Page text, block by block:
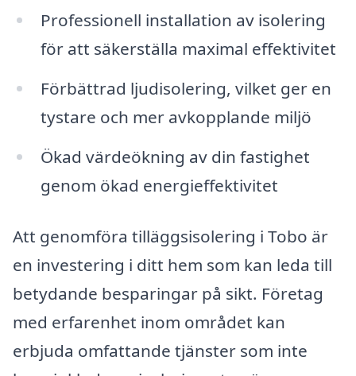
Professionell installation av isolering
för att säkerställa maximal effektivitet
Förbättrad ljudisolering, vilket ger en
tystare och mer avkopplande miljö
Ökad värdeökning av din fastighet
genom ökad energieffektivitet
Att genomföra tilläggsisolering i Tobo är
en investering i ditt hem som kan leda till
betydande besparingar på sikt. Företag
med erfarenhet inom området kan
erbjuda omfattande tjänster som inte